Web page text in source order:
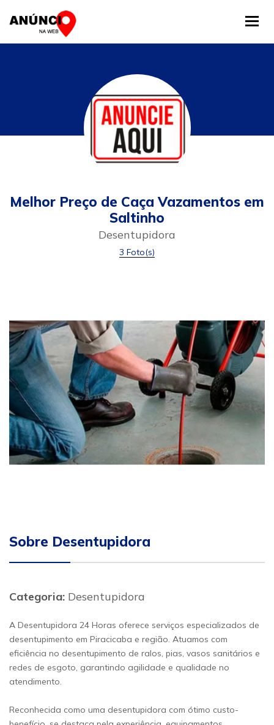
Melhor Preço de Caça Vazamentos em
Saltinho
Desentupidora
3 Foto(s)
Sobre Desentupidora
Categoria: Desentupidora
A Desentupidora 24 Horas oferece serviços especializados de
desentupimento em Piracicaba e região. Atuamos com
eficiência no desentupimento de ralos, pias, vasos sanitários e
redes de esgoto, garantindo agilidade e qualidade no
atendimento.
Reconhecida como uma desentupidora com ótimo custo-